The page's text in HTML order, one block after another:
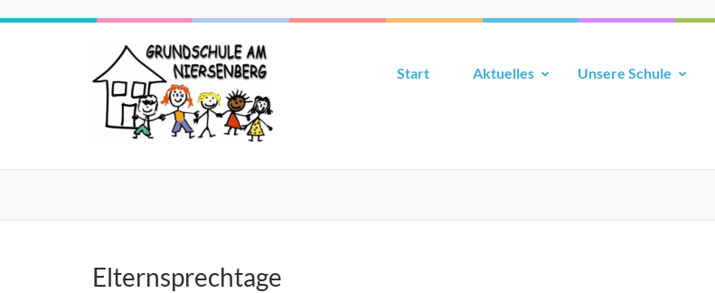
Start Aktuelles Unsere Schule
Elternsprechtage